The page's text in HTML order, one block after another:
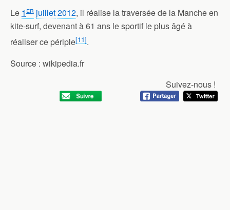
Le 1 er juillet2012, il réalise la traversée de la Manche en
kite-surf, devenant à 61 ans le sportif le plus âgé à
réaliser ce périple[11].
Source : wikipedia.fr
Suivez-nous !